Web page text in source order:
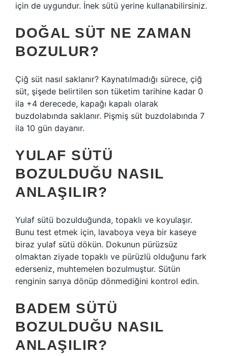
için de uygundur. İnek sütü yerine kullanabilirsiniz.
DOĞAL SÜT NE ZAMAN
BOZULUR?
Çiğ süt nasıl saklanır? Kaynatılmadığı sürece, çiğ
süt, şişede belirtilen son tüketim tarihine kadar 0
ila +4 derecede, kapağı kapalı olarak
buzdolabında saklanır. Pişmiş süt buzdolabında 7
ila 10 gün dayanır.
YULAF SÜTÜ
BOZULDUĞU NASIL
ANLAŞILIR?
Yulaf sütü bozulduğunda, topaklı ve koyulaşır.
Bunu test etmek için, lavaboya veya bir kaseye
biraz yulaf sütü dökün. Dokunun pürüzsüz
olmaktan ziyade topaklı ve pürüzlü olduğunu fark
ederseniz, muhtemelen bozulmuştur. Sütün
renginin sarıya dönüp dönmediğini kontrol edin.
BADEM SÜTÜ
BOZULDUĞU NASIL
ANLAŞILIR?